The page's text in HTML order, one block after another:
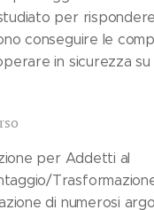
per
conseguire le
in sicurezza
per Addetti al
di numerosi